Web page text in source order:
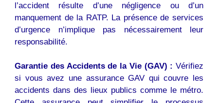
l’accident résulte d’une négligence ou d’un
manquement de la RATP. La présence de services
d’urgence n’implique pas nécessairement leur
responsabilité.
Garantie des Accidents de la Vie (GAV) : Vérifiez
si vous avez une assurance GAV qui couvre les
accidents dans des lieux publics comme le métro.